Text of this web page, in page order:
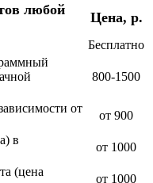
любой
Цена, р.
Бесплатно
800-1500
от
от 900
в
от 1000
(цена
от 1000